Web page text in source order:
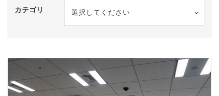
カテゴリ 選択してください